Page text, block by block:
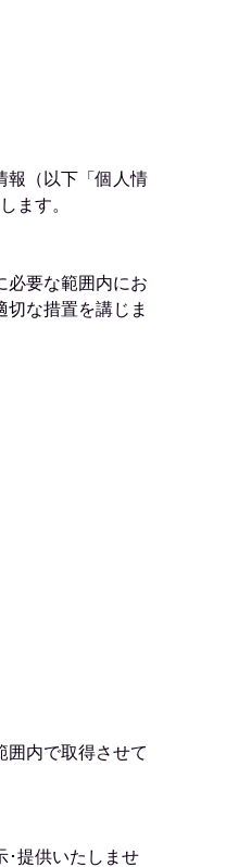
報（以下「個人情
ます。
必要な範囲内にお
な措置を講じま
囲内で取得させて
･提供いたしませ